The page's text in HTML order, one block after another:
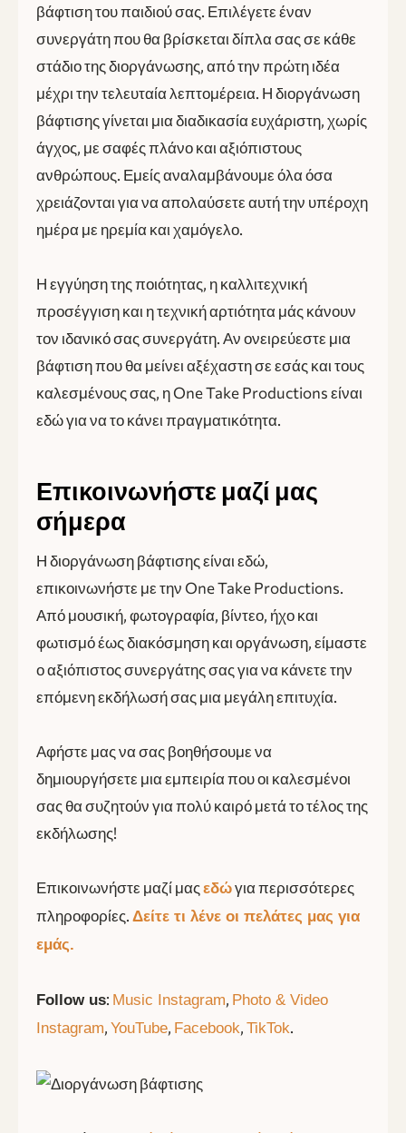
βάφτιση του παιδιού σας. Επιλέγετε έναν
συνεργάτη που θα βρίσκεται δίπλα σας σε κάθε
στάδιο της διοργάνωσης, από την πρώτη ιδέα
μέχρι την τελευταία λεπτομέρεια. Η διοργάνωση
βάφτισης γίνεται μια διαδικασία ευχάριστη, χωρίς
άγχος, με σαφές πλάνο και αξιόπιστους
ανθρώπους. Εμείς αναλαμβάνουμε όλα όσα
χρειάζονται για να απολαύσετε αυτή την υπέροχη
ημέρα με ηρεμία και χαμόγελο.
Η εγγύηση της ποιότητας, η καλλιτεχνική
προσέγγιση και η τεχνική αρτιότητα μάς κάνουν
τον ιδανικό σας συνεργάτη. Αν ονειρεύεστε μια
βάφτιση που θα μείνει αξέχαστη σε εσάς και τους
καλεσμένους σας, η One Take Productions είναι
εδώ για να το κάνει πραγματικότητα.
Επικοινωνήστε μαζί μας
σήμερα
Η διοργάνωση βάφτισης είναι εδώ,
επικοινωνήστε με την One Take Productions.
Από μουσική, φωτογραφία, βίντεο, ήχο και
φωτισμό έως διακόσμηση και οργάνωση, είμαστε
ο αξιόπιστος συνεργάτης σας για να κάνετε την
επόμενη εκδήλωσή σας μια μεγάλη επιτυχία.
Αφήστε μας να σας βοηθήσουμε να
δημιουργήσετε μια εμπειρία που οι καλεσμένοι
σας θα συζητούν για πολύ καιρό μετά το τέλος της
εκδήλωσης!
Επικοινωνήστε μαζί μαςεδώγια περισσότερες
πληροφορίες. Δείτε τι λένε οι πελάτες μας για
εμάς.
Follow us: Music Instagram, Photo & Video
Instagram, YouTube, Facebook, TikTok.